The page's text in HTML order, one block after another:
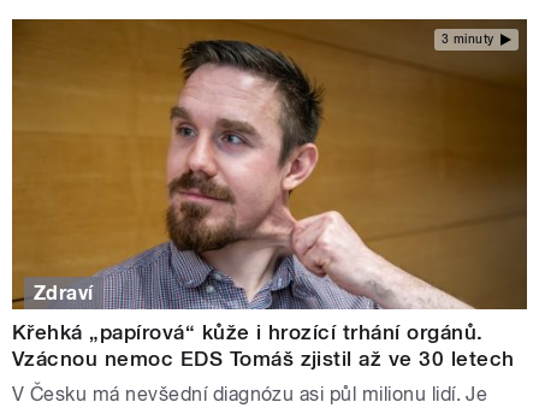
3 minuty
Zdraví
Křehká „papírová“ kůže i hrozící trhání orgánů.
Vzácnou nemoc EDS Tomáš zjistil až ve 30 letech
V Česku má nevšední diagnózu asi půl milionu lidí. Je